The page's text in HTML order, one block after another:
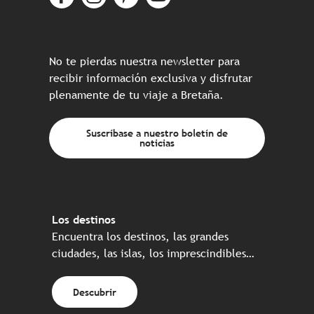
No te pierdas nuestra newsletter para
recibir información exclusiva y disfrutar
plenamente de tu viaje a Bretaña.
Suscríbase a nuestro boletín de
noticias
Los destinos
Encuentra los destinos, las grandes
ciudades, las islas, los imprescindibles…
Descubrir